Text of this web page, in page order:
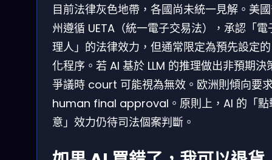
目前法律灰色地帶，各國尚未統一見解。美
州遵循 UETA（統一電子交易法），承認「電
理人」的法律效力，但通常限定為預先設定
化程序。若 AI 基於 LLM 的推理做出非預期決
爭議時 court 可能視為無效。欧洲則傾向要
human final approval。原則上，AI 的「點
意」效力仍待司法個案判斷。